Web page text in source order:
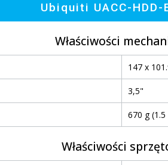
Ubiquiti UACC-HDD-
Właściwości
147 x
3,5"
670 g (1.5
Właściwości